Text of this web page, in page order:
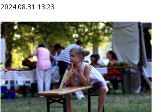
2024.08.31 13:23